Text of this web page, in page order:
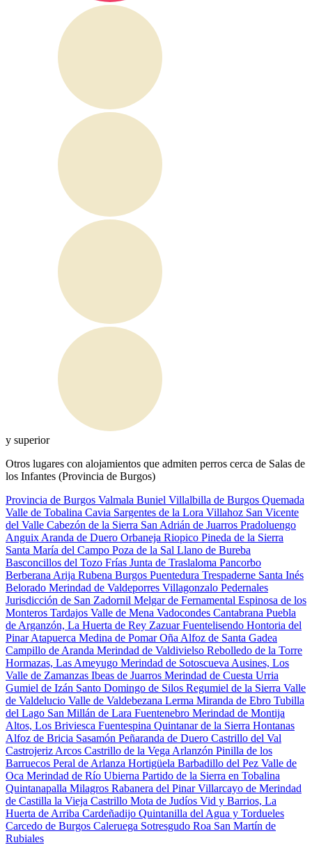
y superior
Otros lugares con alojamientos que admiten perros cerca de Salas de
los Infantes (Provincia de Burgos)
Provincia de Burgos Valmala Buniel Villalbilla de Burgos Quemada
Valle de Tobalina Cavia Sargentes de la Lora Villahoz San Vicente
del Valle Cabezón de la Sierra San Adrián de Juarros Pradoluengo
Anguix Aranda de Duero Orbaneja Riopico Pineda de la Sierra
Santa María del Campo Poza de la Sal Llano de Bureba
Basconcillos del Tozo Frías Junta de Traslaloma Pancorbo
Berberana Arija Rubena Burgos Puentedura Trespaderne Santa Inés
Belorado Merindad de Valdeporres Villagonzalo Pedernales
Jurisdicción de San Zadornil Melgar de Fernamental Espinosa de los
Monteros Tardajos Valle de Mena Vadocondes Cantabrana Puebla
de Arganzón, La Huerta de Rey ZazuarFuentelisendo Hontoria del
PinarAtapuerca Medina de PomarOña Alfoz de Santa Gadea
Campillo de Aranda Merindad de Valdivielso Rebolledo de la Torre
Hormazas, Las Ameyugo Merindad de Sotoscueva Ausines, Los
Valle de Zamanzas Ibeas de Juarros Merindad de Cuesta Urria
Gumiel de Izán Santo Domingo de Silos Regumiel de la Sierra Valle
de Valdelucio Valle de Valdebezana Lerma Miranda de Ebro Tubilla
del Lago San Millán de Lara Fuentenebro Merindad de Montija
Altos, Los Briviesca Fuentespina Quintanar de la Sierra Hontanas
Alfoz de Bricia Sasamón Peñaranda de Duero Castrillo del Val
Castrojeriz Arcos Castrillo de la Vega Arlanzón Pinilla de los
Barruecos Peral de Arlanza Hortigüela Barbadillo del Pez Valle de
Oca Merindad de Río Ubierna Partido de la Sierra en Tobalina
Quintanapalla Milagros Rabanera del PinarVillarcayo de Merindad
de Castilla la Vieja Castrillo Mota de Judíos Vid y Barrios, La
Huerta de Arriba Cardeñadijo Quintanilla del Agua y Tordueles
Carcedo de Burgos Caleruega Sotresgudo Roa San Martín de
Rubiales